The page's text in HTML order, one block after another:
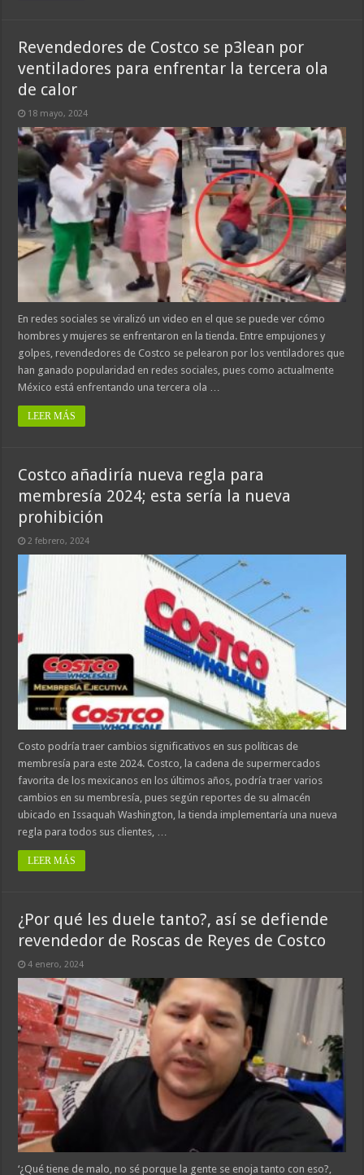
Revendedores de Costco se p3lean por
ventiladores para enfrentar la tercera ola
de calor
18 mayo, 2024
En redes sociales se viralizó un video en el que se puede ver cómo
hombres y mujeres se enfrentaron en la tienda. Entre empujones y
golpes, revendedores de Costco se pelearon por los ventiladores que
han ganado popularidad en redes sociales, pues como actualmente
México está enfrentando una tercera ola …
LEER MÁS
Costco añadiría nueva regla para
membresía 2024; esta sería la nueva
prohibición
2 febrero, 2024
Costo podría traer cambios significativos en sus políticas de
membresía para este 2024. Costco, la cadena de supermercados
favorita de los mexicanos en los últimos años, podría traer varios
cambios en su membresía, pues según reportes de su almacén
ubicado en Issaquah Washington, la tienda implementaría una nueva
regla para todos sus clientes, …
LEER MÁS
¿Por qué les duele tanto?, así se defiende
revendedor de Roscas de Reyes de Costco
4 enero, 2024
‘¿Qué tiene de malo, no sé porque la gente se enoja tanto con eso?,